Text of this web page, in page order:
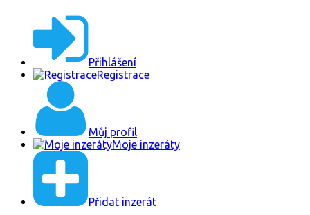
Přihlášení
Registrace
Můj profil
Moje inzeráty
Přidat inzerát